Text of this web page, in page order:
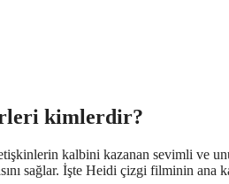
kimlerdir?
kalbini kazanan sevimli ve
sağlar. İşte Heidi çizgi filminin ana